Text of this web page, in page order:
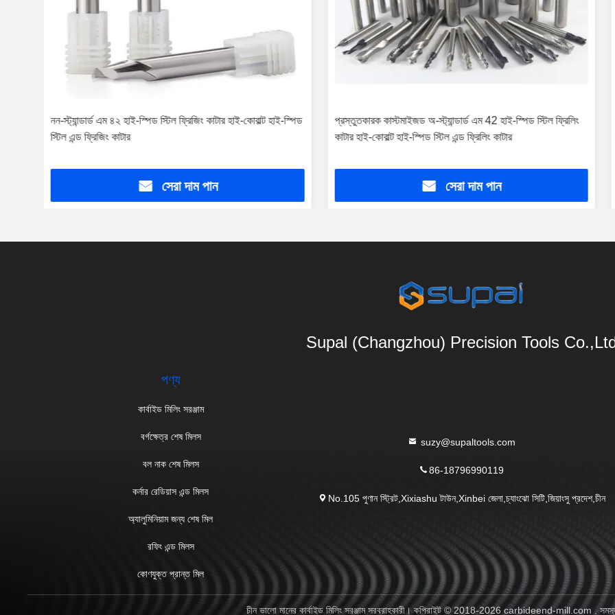
নন-স্ট্যান্ডার্ড এম ৪২ হাই-স্পিড স্টিল ফ্রিজিং কাটার হাই-কোবাল্ট হাই-স্পিড
স্টিল এন্ড ফ্রিজিং কাটার
সেরা দাম পান
প্রস্তুতকারক কাস্টমাইজড অ-স্ট্যান্ডার্ড এম 42 হাই-স্পিড স্টিল ফ্রিলিং
কাটার হাই-কোবাল্ট হাই-স্পিড স্টিল এন্ড ফ্রিলিং কাটার
সেরা দাম পান
Supal (Changzhou) Precision Tools
পণ্য
কার্বাইড মিলিং সরঞ্জাম
বর্গক্ষেত্র শেষ মিলস
বল নাক শেষ মিলস
কর্নার রেডিয়াস এন্ড মিলস
অ্যালুমিনিয়াম জন্য শেষ মিল
রফিং এন্ড মিলস
কোণযুক্ত প্রান্ত মিল
suzy@supaltools.com
86-18796990119
No.105 পুণান স্ট্রিট,Xixiashu টাউন,Xinbei জেলা,চ্যাংঝো সিটি,জিয়াংসু প্রদেশ,চীন
চীন ভালো মানের কার্বাইড মিলিং সরঞ্জাম সরবরাহকারী। কপিরাইট © 2018-2026 carbideend-mill.com . সমস্ত